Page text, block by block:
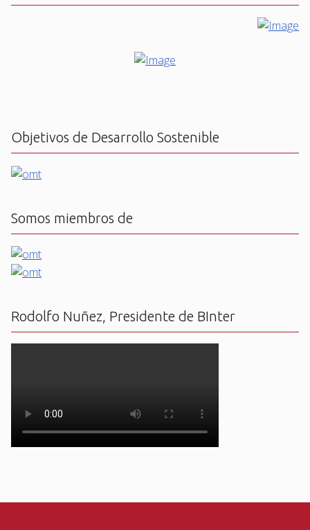
Objetivos de Desarrollo Sostenible
Somos miembros de
Rodolfo Nuñez, Presidente de BInter